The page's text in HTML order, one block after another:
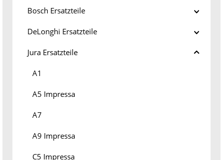
Bosch Ersatzteile
DeLonghi Ersatzteile
Jura Ersatzteile
A1
A5 Impressa
A7
A9 Impressa
C5 Impressa